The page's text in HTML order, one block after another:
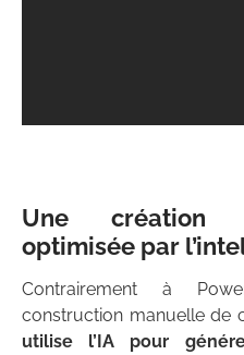
Une création
optimisée par
Contrairement à
construction manuelle de
utilise l’IA pour